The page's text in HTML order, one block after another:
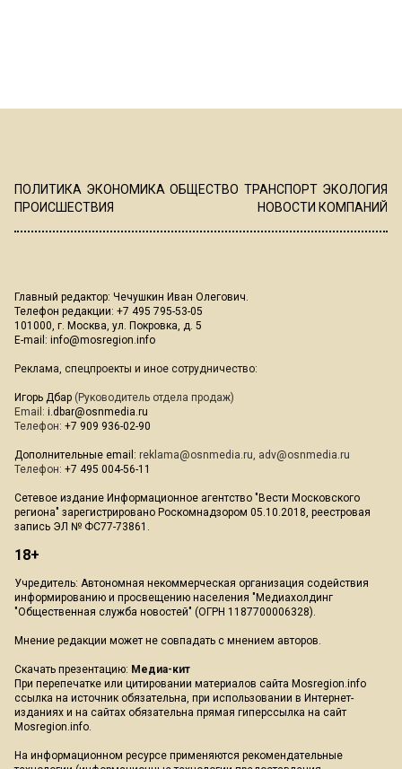
ПОЛИТИКА ЭКОНОМИКА ОБЩЕСТВО ТРАНСПОРТ ЭКОЛОГИЯ
ПРОИСШЕСТВИЯ
НОВОСТИ КОМПАНИЙ
Главный редактор: Чечушкин Иван Олегович.
Телефон редакции: +7 495 795-53-05
101000, г. Москва, ул. Покровка, д. 5
E-mail: info@mosregion.info
Реклама, спецпроекты и иное сотрудничество:
Игорь Дбар (Руководитель отдела продаж)
Email: i.dbar@osnmedia.ru
Телефон: +7 909 936-02-90
Дополнительные email: reklama@osnmedia.ru, adv@osnmedia.ru
Телефон: +7 495 004-56-11
Сетевое издание Информационное агентство "Вести Московского
региона" зарегистрировано Роскомнадзором 05.10.2018, реестровая
запись ЭЛ № ФС77-73861.
18+
Учредитель: Автономная некоммерческая организация содействия
информированию и просвещению населения "Медиахолдинг
"Общественная служба новостей" (ОГРН 1187700006328).
Мнение редакции может не совпадать с мнением авторов.
Скачать презентацию: Медиа-кит
При перепечатке или цитировании материалов сайта Mosregion.info
ссылка на источник обязательна, при использовании в Интернет-
изданиях и на сайтах обязательна прямая гиперссылка на сайт
Mosregion.info.
На информационном ресурсе применяются рекомендательные